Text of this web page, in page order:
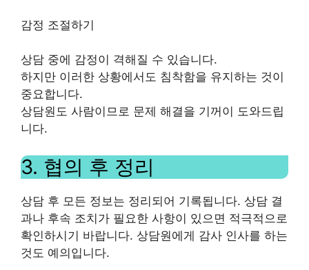
감정 조절하기
상담 중에 감정이 격해질 수 있습니다.
하지만 이러한 상황에서도 침착함을 유지하는 것이
중요합니다.
상담원도 사람이므로 문제 해결을 기꺼이 도와드립
니다.
3. 협의 후 정리
상담 후 모든 정보는 정리되어 기록됩니다. 상담 결
과나 후속 조치가 필요한 사항이 있으면 적극적으로
확인하시기 바랍니다. 상담원에게 감사 인사를 하는
것도 예의입니다.